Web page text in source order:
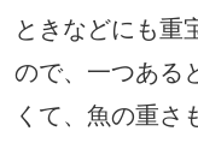
ときなどにも重
ので、一つある
くて、魚の重さ